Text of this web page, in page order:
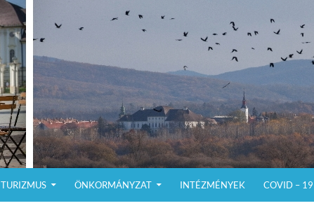
TURIZMUS ÖNKORMÁNYZAT INTÉZMÉNYEK COVID – 19